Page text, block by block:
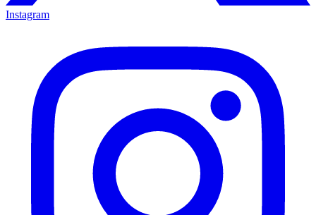
Instagram